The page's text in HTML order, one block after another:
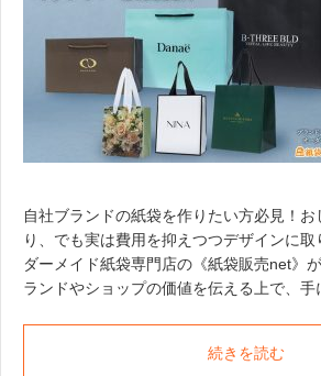
自社ブランドの紙袋を作りたい方必見！
り、でも実は費用を抑えつつデザインに
ダーメイド紙袋専門店の《紙袋販売net》
ランドやショップの価値を伝える上で、
続きを読む